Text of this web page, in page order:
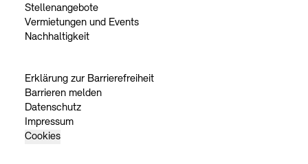
Stellenangebote
Vermietungen und Events
Nachhaltigkeit
Erklärung zur Barrierefreiheit
Barrieren melden
Datenschutz
Impressum
Cookies